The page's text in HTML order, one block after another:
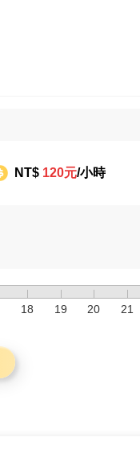
NT$ 120元/小時
18 19 20 21